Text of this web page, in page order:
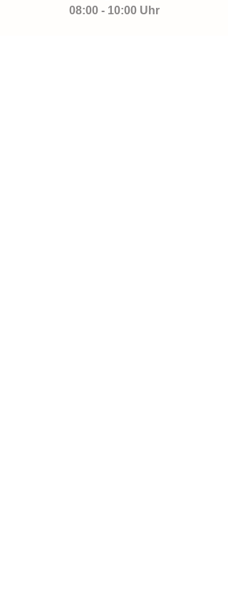
08:00 - 10:00 Uhr